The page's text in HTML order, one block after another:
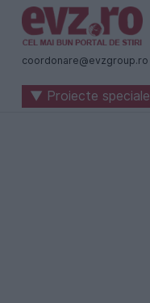
Știri
naționale
internaționale
coordonare@evzgroup.ro
▼ Proiecte speciale